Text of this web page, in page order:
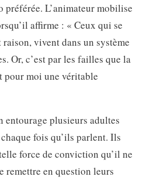
préférée. L’animateur mobilise
affirme : « Ceux qui se
vivent dans un système
Or, c’est par les failles que la
pour moi une véritable
entourage plusieurs adultes
fois qu’ils parlent. Ils
force de conviction qu’il ne
remettre en question leurs